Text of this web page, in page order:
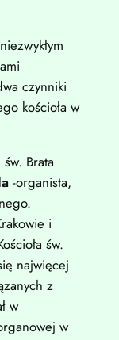
czynniki
kościoła w
Brata
-organista,
i
św.
najwięcej
z
w
w